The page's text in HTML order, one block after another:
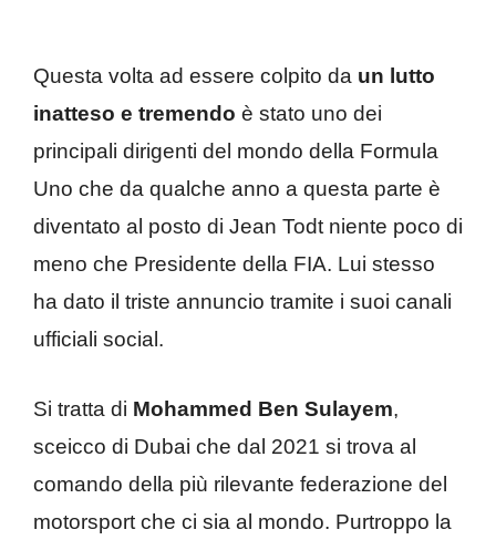
Questa volta ad essere colpito da un lutto
inatteso e tremendo è stato uno dei
principali dirigenti del mondo della Formula
Uno che da qualche anno a questa parte è
diventato al posto di Jean Todt niente poco di
meno che Presidente della FIA. Lui stesso
ha dato il triste annuncio tramite i suoi canali
ufficiali social.
Si tratta di Mohammed Ben Sulayem,
sceicco di Dubai che dal 2021 si trova al
comando della più rilevante federazione del
motorsport che ci sia al mondo. Purtroppo la